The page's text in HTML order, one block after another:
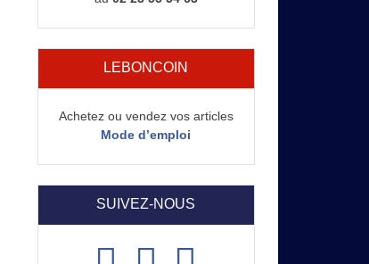
LEBONCOIN
Achetez ou vendez vos articles
Mode d’emploi
SUIVEZ-NOUS